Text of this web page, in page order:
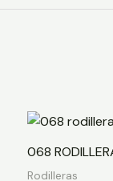
068
Rodilleras